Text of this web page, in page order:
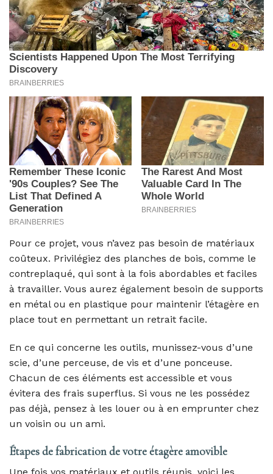
Pour ce projet, vous n’avez pas besoin de matériaux
coûteux. Privilégiez des planches de bois, comme le
contreplaqué, qui sont à la fois abordables et faciles
à travailler. Vous aurez également besoin de supports
en métal ou en plastique pour maintenir l’étagère en
place tout en permettant un retrait facile.
En ce qui concerne les outils, munissez-vous d’une
scie, d’une perceuse, de vis et d’une ponceuse.
Chacun de ces éléments est accessible et vous
évitera des frais superflus. Si vous ne les possédez
pas déjà, pensez à les louer ou à en emprunter chez
un voisin ou un ami.
Étapes de fabrication de votre étagère amovible